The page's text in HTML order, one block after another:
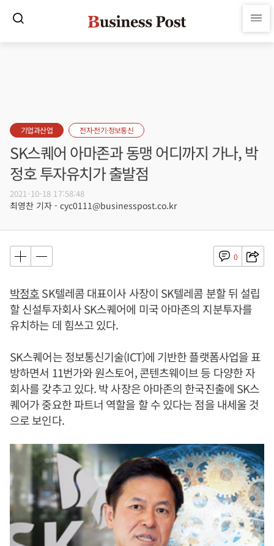
기업과산업 전자·전기·정보통신
SK스퀘어 아마존과 동맹 어디까지 가나, 박
정호 투자유치가 출발점
2021-10-18 17:58:48
최영찬 기자 - cyc0111@businesspost.co.kr
0
박정호SK텔레콤 대표이사 사장이 SK텔레콤 분할 뒤 설립
할 신설투자회사 SK스퀘어에 미국 아마존의 지분투자를
유치하는 데 힘쓰고 있다.
SK스퀘어는 정보통신기술(ICT)에 기반한 플랫폼사업을 표
방하면서 11번가와 원스토어, 콘텐츠웨이브 등 다양한 자
회사를 갖추고 있다. 박 사장은 아마존의 한국진출에 SK스
퀘어가 중요한 파트너 역할을 할 수 있다는 점을 내세울 것
으로 보인다.